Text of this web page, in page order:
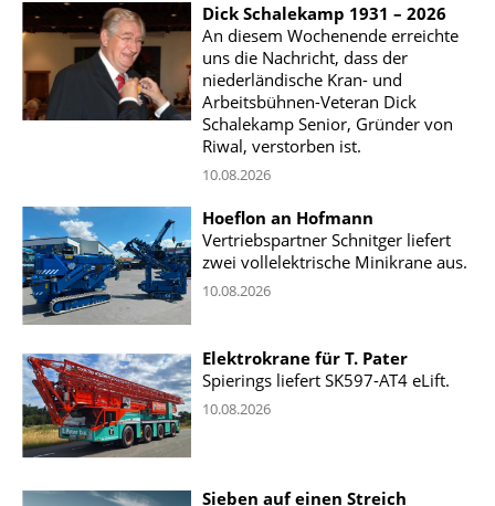
Dick Schalekamp 1931 – 2026
An diesem Wochenende erreichte
uns die Nachricht, dass der
niederländische Kran- und
Arbeitsbühnen-Veteran Dick
Schalekamp Senior, Gründer von
Riwal, verstorben ist.
10.08.2026
Hoeflon an Hofmann
Vertriebspartner Schnitger liefert
zwei vollelektrische Minikrane aus.
10.08.2026
Elektrokrane für T. Pater
Spierings liefert SK597-AT4 eLift.
10.08.2026
Sieben auf einen Streich